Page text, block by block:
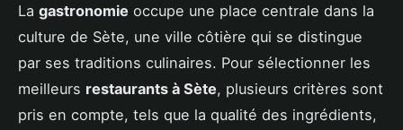
La gastronomie occupe une place centrale dans la
culture de Sète, une ville côtière qui se distingue
par ses traditions culinaires. Pour sélectionner les
meilleurs restaurants à Sète, plusieurs critères sont
pris en compte, tels que la qualité des ingrédients,